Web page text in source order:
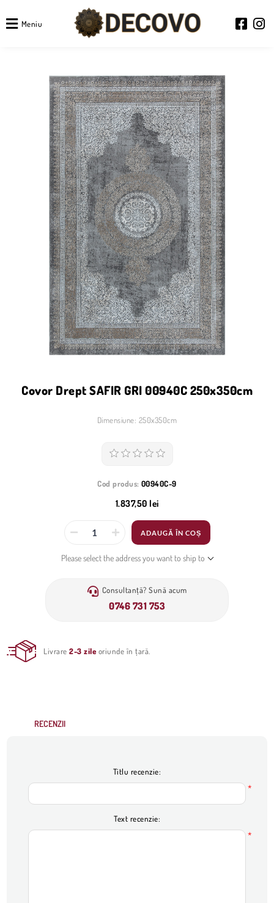
Meniu
Covor Drept SAFIR GRI 00940C 250x350cm
Dimensiune: 250x350cm
Cod produs: 00940C-9
1.837,50 lei
ADAUGĂ ÎN COȘ
Please select the address you want to ship to
Consultanță? Sună acum
0746 731 753
Livrare2-3 zile oriunde în țară.
RECENZII
Titlu recenzie:
*
Text recenzie:
*